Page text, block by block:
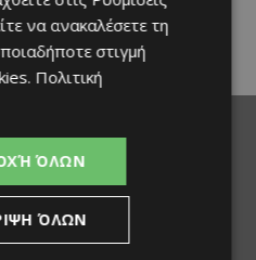
να ανακαλέσετε τη
στιγμή
. Πολιτική
ΌΛΩΝ
ΌΛΩΝ